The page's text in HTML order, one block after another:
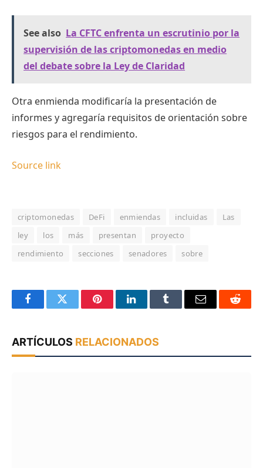
See also La CFTC enfrenta un escrutinio por la
supervisión de las criptomonedas en medio
del debate sobre la Ley de Claridad
Otra enmienda modificaría la presentación de
informes y agregaría requisitos de orientación sobre
riesgos para el rendimiento.
Source link
criptomonedas DeFi enmiendas incluidas
Las
ley
los más presentan
proyecto
rendimiento
secciones senadores sobre
FacebookTwitter PinterestLinkedInTumblr Email Reddit
ARTÍCULOS RELACIONADOS